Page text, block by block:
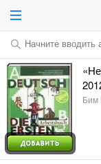
Начните вводить
Бим